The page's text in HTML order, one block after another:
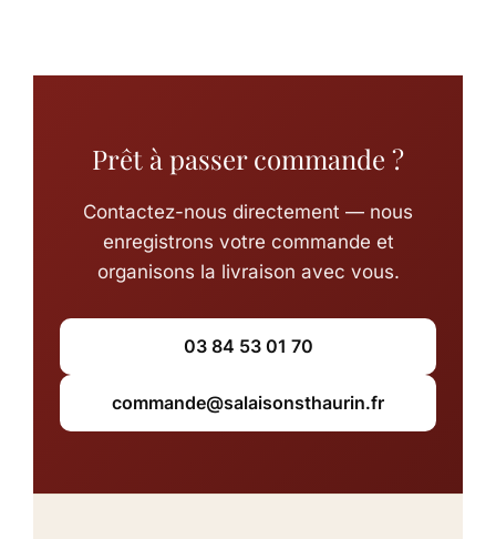
Prêt à passer commande ?
Contactez-nous directement — nous
enregistrons votre commande et
organisons la livraison avec vous.
03 84 53 01 70
commande@salaisonsthaurin.fr